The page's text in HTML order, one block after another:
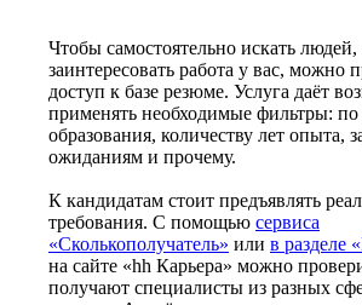
Чтобы самостоятельно искать
заинтересовать работа у вас, можно
доступ к базе резюме. Услуга даёт
применять необходимые фильтры:
образования, количеству лет опыта,
ожиданиям и прочему.
К кандидатам стоит предъявлять
требования. С помощью сервиса
«Сколькополучатель» или в разделе
на сайте «hh Карьера» можно
получают специалисты из разных